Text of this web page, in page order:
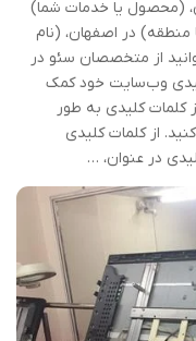
(محصول یا خدمات شما)
در اصفهان، (نام
از متخصصان سئو در
وب‌سایت خود کمک
کلمات کلیدی به طور
از کلمات کلیدی
در عنوان، …